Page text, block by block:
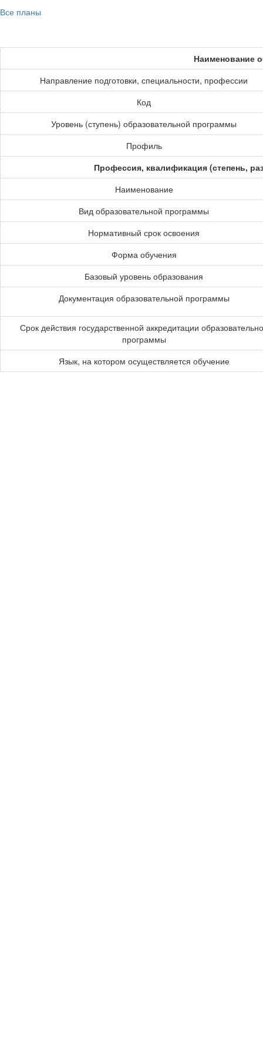
Все планы
Наименование
Направление подготовки, специальности, профессии
Код
Уровень (ступень) образовательной программы
Профиль
Профессия, квалификация (степень,
Наименование
Вид образовательной программы
Нормативный срок освоения
Форма обучения
Базовый уровень образования
Документация образовательной программы
Срок действия государственной аккредитации
программы
Язык, на котором осуществляется обучение